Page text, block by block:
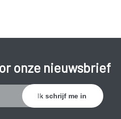
onze nieuwsbrief